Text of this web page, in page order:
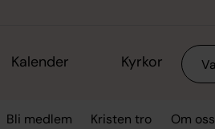
Kalender Kyrkor Sök
Bli medlem Kristen tro Om oss